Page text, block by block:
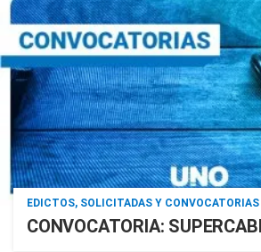
EDICTOS, SOLICITADAS Y CONVOCATORIAS
CONVOCATORIA: